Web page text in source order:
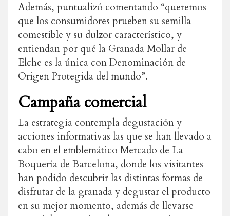
Además, puntualizó comentando “queremos
que los consumidores prueben su semilla
comestible y su dulzor característico, y
entiendan por qué la Granada Mollar de
Elche es la única con Denominación de
Origen Protegida del mundo”.
Campaña comercial
La estrategia contempla degustación y
acciones informativas las que se han llevado a
cabo en el emblemático Mercado de La
Boquería de Barcelona, donde los visitantes
han podido descubrir las distintas formas de
disfrutar de la granada y degustar el producto
en su mejor momento, además de llevarse